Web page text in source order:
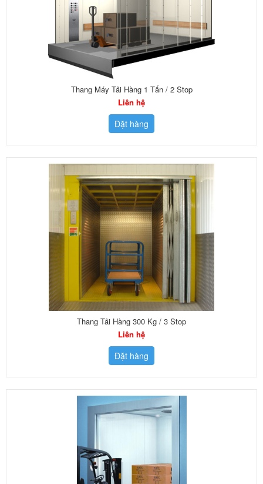
Thang Máy Tải Hàng 1 Tấn / 2 Stop
Liên hệ
Đặt hàng
Thang Tải Hàng 300 Kg / 3 Stop
Liên hệ
Đặt hàng